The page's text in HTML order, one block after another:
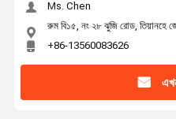
Ms. Chen
রুম বি১৫, নং ২৮ ঝুজি রোড, তিয়ানহে
+86-13560083626